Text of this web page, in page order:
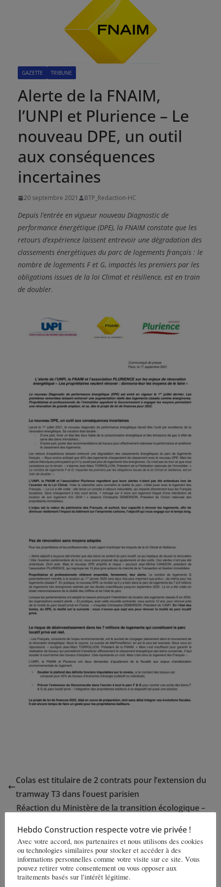
GAZETTE TRIBUNE
Alerte de la FNAIM,
l’UNPI et Plurience – Le
nouveau DPE, un outil
aux conséquences
incertaines
20 septembre 2021 BTP_Redaction-HC
Depuis l’entrée en vigueur nouveau Diagnostic de
performance énergétique (DPE), la FNAIM constate que les
retours d’expérience laissent entrevoir une dégradation des
classements énergétiques du parc de logements français : le
nombre de logements F et G, impactés les premiers par les
obligations issues de la loi Climat et résilience, est en train
de doubler.
Colas est titulaire de 2 contrats pour l’extension du
tramway T3 dans l’ouest parisien
Réaction du Ministère de la transition écologique –
1975 est suspendue
Vous pourrez aussi aimer
Hebdo Construction respecte votre vie privée !
Avec votre accord, nos partenaires et nous utilisons des cookies
ou technologies similaires pour stocker et accéder à des
informations personnelles comme votre visite sur ce site. Vous
pouvez retirer votre consentement ou vous opposer aux
traitements basés sur l'intérêt légitime.